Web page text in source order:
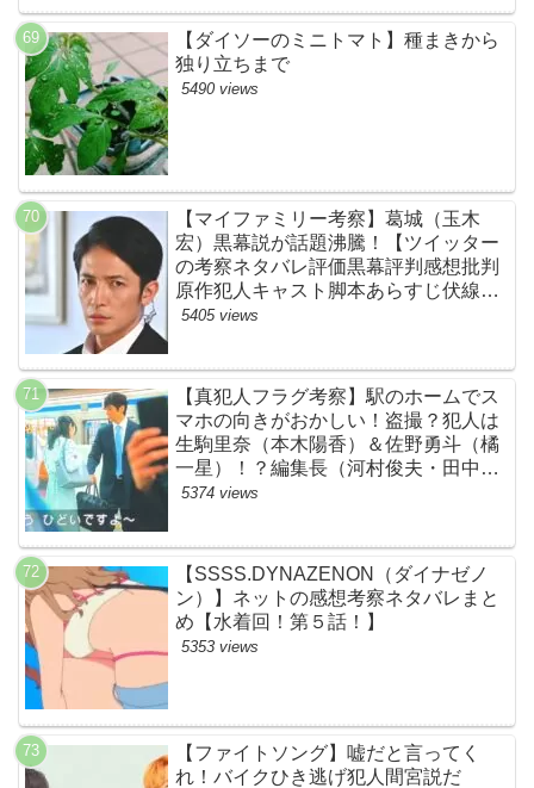
【ダイソーのミニトマト】種まきから
独り立ちまで
5490 views
【マイファミリー考察】葛城（玉木
宏）黒幕説が話題沸騰！【ツイッター
の考察ネタバレ評価黒幕評判感想批判
原作犯人キャスト脚本あらすじ伏線ま
とめ】
5405 views
【真犯人フラグ考察】駅のホームでス
マホの向きがおかしい！盗撮？犯人は
生駒里奈（本木陽香）＆佐野勇斗（橘
一星）！？編集長（河村俊夫・田中哲
司説も？【ネット・ツイッターの考察
5374 views
【SSSS.DYNAZENON（ダイナゼノ
ン）】ネットの感想考察ネタバレまと
め【水着回！第５話！】
5353 views
【ファイトソング】嘘だと言ってく
れ！バイクひき逃げ犯人間宮説だ